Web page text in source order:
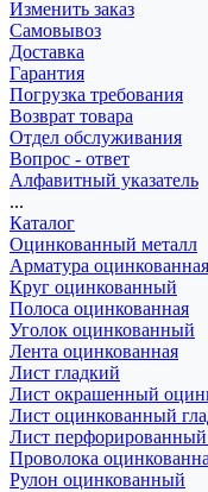
Изменить заказ
Самовывоз
Доставка
Гарантия
Погрузка требования
Возврат товара
Отдел обслуживания
Вопрос - ответ
Алфавитный указатель
...
Каталог
Оцинкованный металл
Арматура оцинкованная
Круг оцинкованный
Полоса оцинкованная
Уголок оцинкованный
Лента оцинкованная
Лист гладкий
Лист окрашенный
Лист оцинкованный
Лист
Проволока
Рулон оцинкованный